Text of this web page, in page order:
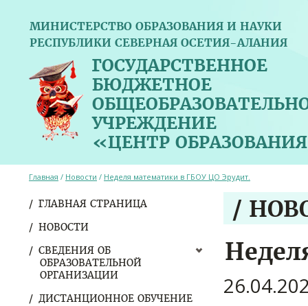
МИНИСТЕРСТВО ОБРАЗОВАНИЯ И НАУКИ
РЕСПУБЛИКИ СЕВЕРНАЯ ОСЕТИЯ-АЛАНИЯ
ГОСУДАРСТВЕННОЕ
БЮДЖЕТНОЕ
УЧРЕЖДЕНИЕ
«ЦЕНТР
ГЛАВНАЯ СТРАНИЦА
НОВОСТИ
СВЕДЕНИЯ ОБ
ОБРАЗОВАТЕЛЬНОЙ
ОРГАНИЗАЦИИ
ДИСТАНЦИОННОЕ ОБУЧЕНИЕ
Главная / Новости / Неделя математики в ГБОУ ЦО Эрудит.
/